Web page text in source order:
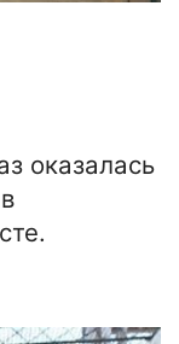
оказалась